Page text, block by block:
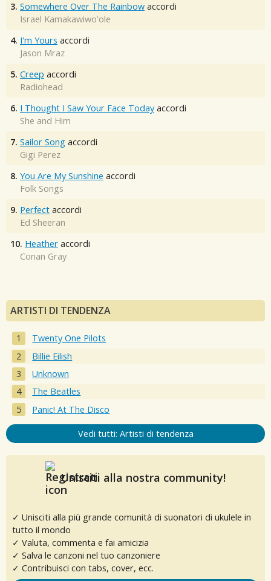
3. Somewhere Over The Rainbow accordi
Israel Kamakawiwo'ole
4. I'm Yours accordi
Jason Mraz
5. Creep accordi
Radiohead
6. I Thought I Saw Your Face Today accordi
She and Him
7. Sailor Song accordi
Gigi Perez
8. You Are My Sunshine accordi
Folk Songs
9. Perfect accordi
Ed Sheeran
10. Heather accordi
Conan Gray
ARTISTI DI TENDENZA
Twenty One Pilots
Billie Eilish
Unknown
The Beatles
Panic! At The Disco
Vedi tutti: Artisti di tendenza
Unisciti alla nostra community!
✓ Unisciti alla più grande comunità di suonatori di ukulele in
tutto il mondo
✓ Valuta, commenta e fai amicizia
✓ Salva le canzoni nel tuo canzoniere
✓ Contribuisci con tabs, cover, ecc.